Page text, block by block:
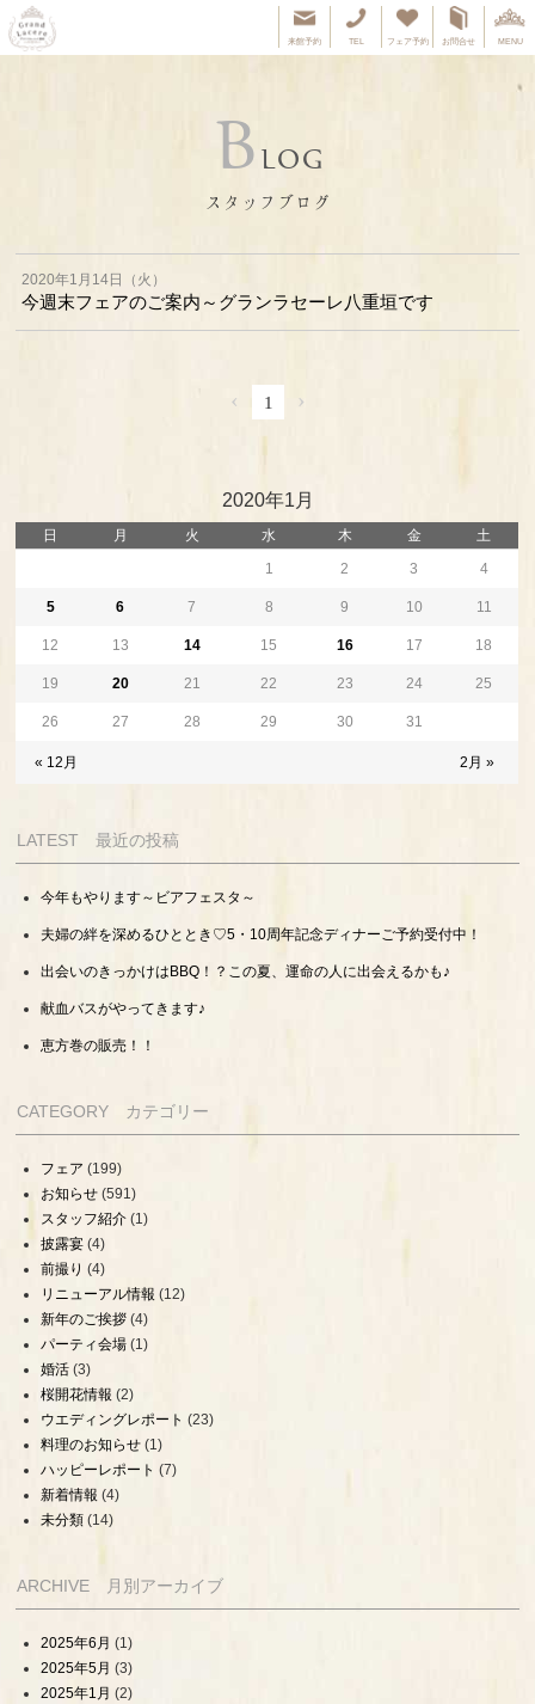
来館予約 TEL フェア予約 お問合せ MENU
B LOG
スタッフブログ
2020年1月14日（火）
今週末フェアのご案内～グランラセーレ八重垣です
‹ 1 ›
2020年1月
日 月 火 水 木 金 土
« 12月 2月 »
1 2 3 4
5 6 7 8 9 10 11
12 13 14 15 16 17 18
19 20 21 22 23 24 25
26 27 28 29 30 31
LATEST 最近の投稿
今年もやります～ビアフェスタ～
夫婦の絆を深めるひととき♡5・10周年記念ディナーご予約受付中！
出会いのきっかけはBBQ！？この夏、運命の人に出会えるかも♪
献血バスがやってきます♪
恵方巻の販売！！
CATEGORY カテゴリー
フェア (199)
お知らせ (591)
スタッフ紹介 (1)
披露宴 (4)
前撮り (4)
リニューアル情報 (12)
新年のご挨拶 (4)
パーティ会場 (1)
婚活 (3)
桜開花情報 (2)
ウエディングレポート (23)
料理のお知らせ (1)
ハッピーレポート (7)
新着情報 (4)
未分類 (14)
ARCHIVE 月別アーカイブ
2025年6月 (1)
2025年5月 (3)
2025年1月 (2)